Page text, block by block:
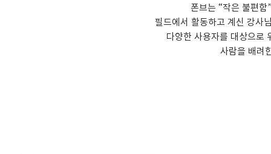
폰브는 “작은 불편
필드에서 활동하고 계신 강사
다양한 사용자를 대상으로
사람을 배려